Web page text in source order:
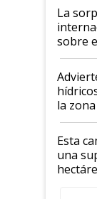
La
sobre
"Estoy
la
Esta
una